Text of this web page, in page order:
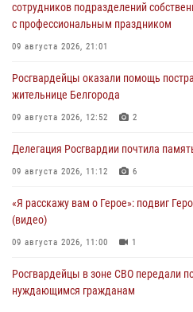
сотрудников подразделений
с профессиональным праздником
09 августа 2026, 21:01
Росгвардейцы оказали помощь
жительнице Белгорода
09 августа 2026, 12:52 2
Делегация Росгвардии почтила
09 августа 2026, 11:12 6
«Я расскажу вам о Герое»: подвиг
(видео)
09 августа 2026, 11:00 1
Росгвардейцы в зоне СВО передали
нуждающимся гражданам